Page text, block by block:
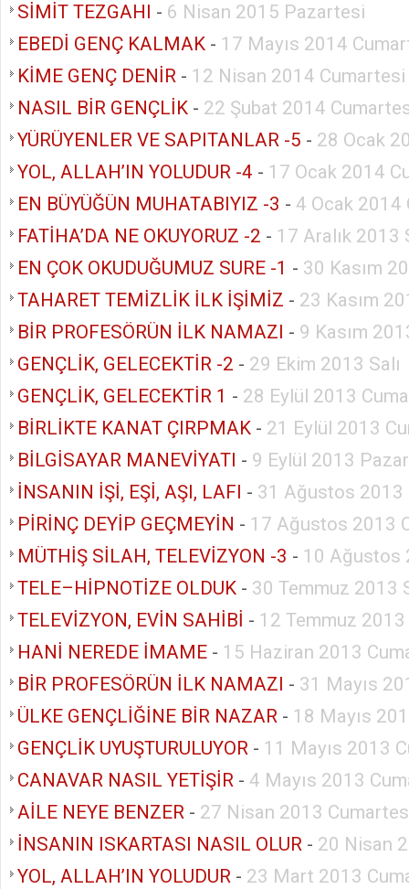
SİMİT TEZGAHI
- 6 Nisan 2015 Pazartesi
EBEDİ GENÇ KALMAK - 17 Mayıs 2014
KİME GENÇ DENİR - 12 Nisan 2014 Cumartesi
NASIL BİR GENÇLİK - 22 Şubat 2014
YÜRÜYENLER VE SAPITANLAR -5 - 28 Ocak
YOL, ALLAH’IN YOLUDUR -4 - 17 Ocak 2014
EN BÜYÜĞÜN MUHATABIYIZ -3 - 4 Ocak 2014
FATİHA’DA NE OKUYORUZ -2 - 17 Aralık 2013
EN ÇOK OKUDUĞUMUZ SURE -1 - 30 Kasım
TAHARET TEMİZLİK İLK İŞİMİZ - 23 Kasım
BİR PROFESÖRÜN İLK NAMAZI - 9 Kasım
GENÇLİK, GELECEKTİR -2 - 29 Ekim 2013 Salı
GENÇLİK, GELECEKTİR 1 - 28 Eylül 2013
BİRLİKTE KANAT ÇIRPMAK - 21 Eylül 2013
BİLGİSAYAR MANEVİYATI - 9 Eylül 2013
İNSANIN İŞİ, EŞİ, AŞI, LAFI - 31 Ağustos 2013
PİRİNÇ DEYİP GEÇMEYİN - 17 Ağustos 2013
MÜTHİŞ SİLAH, TELEVİZYON -3 - 10 Ağustos
TELE–HİPNOTİZE OLDUK - 30 Temmuz 2013
TELEVİZYON, EVİN SAHİBİ - 12 Temmuz 2013
HANİ NEREDE İMAME - 15 Haziran 2013
BİR PROFESÖRÜN İLK NAMAZI - 31 Mayıs
ÜLKE GENÇLİĞİNE BİR NAZAR - 18 Mayıs
GENÇLİK UYUŞTURULUYOR - 11 Mayıs 2013
CANAVAR NASIL YETİŞİR - 4 Mayıs 2013
AİLE NEYE BENZER - 27 Nisan 2013
İNSANIN ISKARTASI NASIL OLUR - 20 Nisan
YOL, ALLAH’IN YOLUDUR - 23 Mart 2013